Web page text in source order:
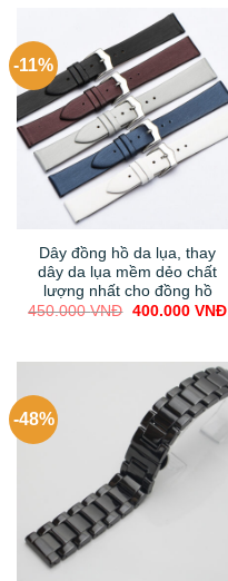
-11%
Dây đồng hồ da lụa, thay
dây da lụa mềm dẻo chất
lượng nhất cho đồng hồ
450.000VNĐ Original
400.000 VNĐ
-48%